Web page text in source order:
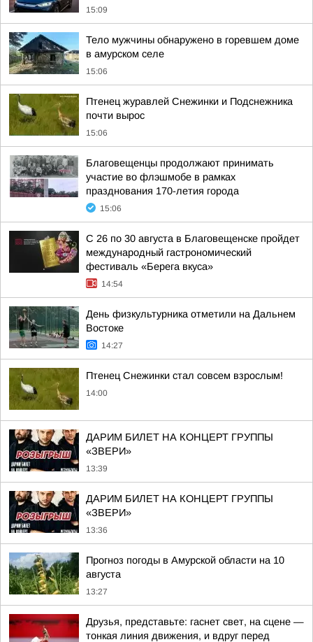
15:09
Тело мужчины обнаружено в горевшем доме
в амурском селе
15:06
Птенец журавлей Снежинки и Подснежника
почти вырос
15:06
Благовещенцы продолжают принимать
участие во флэшмобе в рамках
празднования 170-летия города
15:06
С 26 по 30 августа в Благовещенске пройдет
международный гастрономический
фестиваль «Берега вкуса»
14:54
День физкультурника отметили на Дальнем
Востоке
14:27
Птенец Снежинки стал совсем взрослым!
14:00
ДАРИМ БИЛЕТ НА КОНЦЕРТ ГРУППЫ
«ЗВЕРИ»
13:39
ДАРИМ БИЛЕТ НА КОНЦЕРТ ГРУППЫ
«ЗВЕРИ»
13:36
Прогноз погоды в Амурской области на 10
августа
13:27
Друзья, представьте: гаснет свет, на сцене —
тонкая линия движения, и вдруг перед